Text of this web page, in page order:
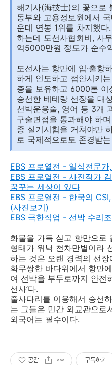
해기사(海技士)의 꽃으로
동부와 고용정보원에서
운데 연봉 1위를 차지했
하는데 도선사협회비, 사
억5000만원 정도가 순수
도선사는 항만에 입·출항
하게 인도하고 접안시키
증을 보유하고 6000톤
승선한 베테랑 선장을 대
선박운용술, 영어 등 3개
구술면접을 통과해야 하
종 실기시험을 거쳐야만
로 국제적으로도 존경받
EBS 프로열전 - 일식전문
EBS 프로열전 - 사진작가
꿈꾸는 세상이 있다
EBS 프로열전 - 한국의
(사진보기)
EBS 극한직업 - 선박 수리
화물을 가득 싣고 항만으로
형태가 워낙 천차만별이라
하는 것은 오랜 경력의 선
화무쌍한 바다위에서 항만
여 선박을 부두로까지 안전
선사’다.
줄사다리를 이용해서 승선
는 그들은 민간 외교관으로
외국어는 필수이다.
공감 구독하기